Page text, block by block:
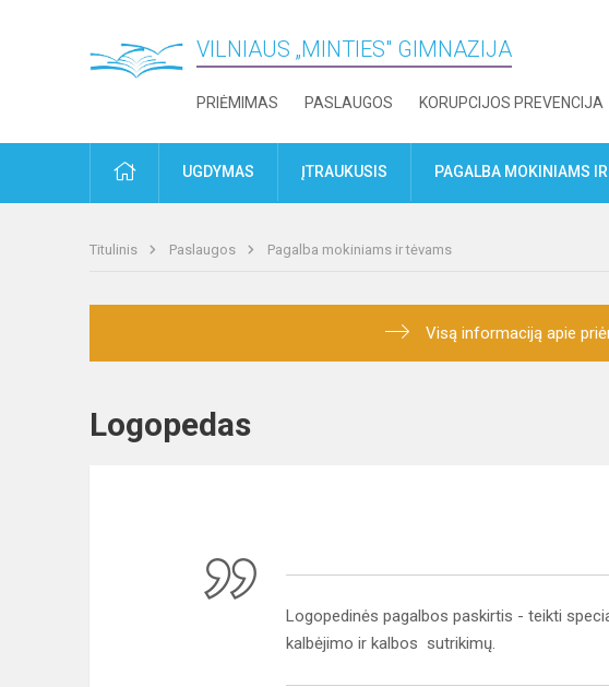
VILNIAUS „MINTIES" GIMNAZIJA
PRIĖMIMAS PASLAUGOS KORUPCIJOS PREVENCIJA
PRADŽIAUGDYMAS ĮTRAUKUSIS PAGALBA MOKINIAMS
Titulinis Paslaugos Pagalba mokiniams ir tėvams
Visą informaciją apie
Logopedas
Logopedinės pagalbos paskirtis - teikti
kalbėjimo ir kalbos sutrikimų.